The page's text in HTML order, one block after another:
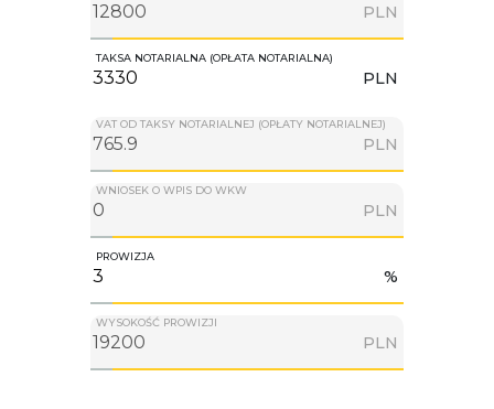
PLN
TAKSA NOTARIALNA (OPŁATA NOTARIALNA)
PLN
VAT OD TAKSY NOTARIALNEJ (OPŁATY NOTARIALNEJ)
PLN
WNIOSEK O WPIS DO WKW
PLN
PROWIZJA
%
WYSOKOŚĆ PROWIZJI
PLN